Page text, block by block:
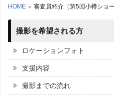
HOME ＞ 審査員紹介（第5回小樽ショ
撮影を希望される方
ロケーションフォト
支援内容
撮影までの流れ